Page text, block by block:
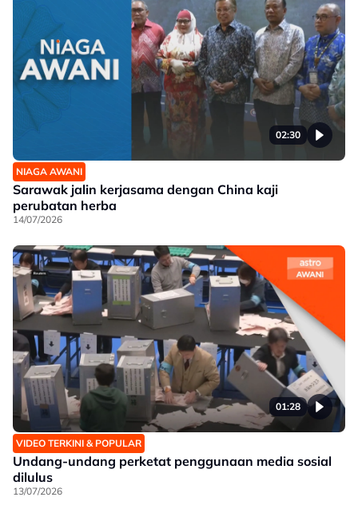
02:30
NIAGA AWANI
Sarawak jalin kerjasama dengan China kaji
perubatan herba
14/07/2026
01:28
VIDEO TERKINI & POPULAR
Undang-undang perketat penggunaan media sosial
dilulus
13/07/2026